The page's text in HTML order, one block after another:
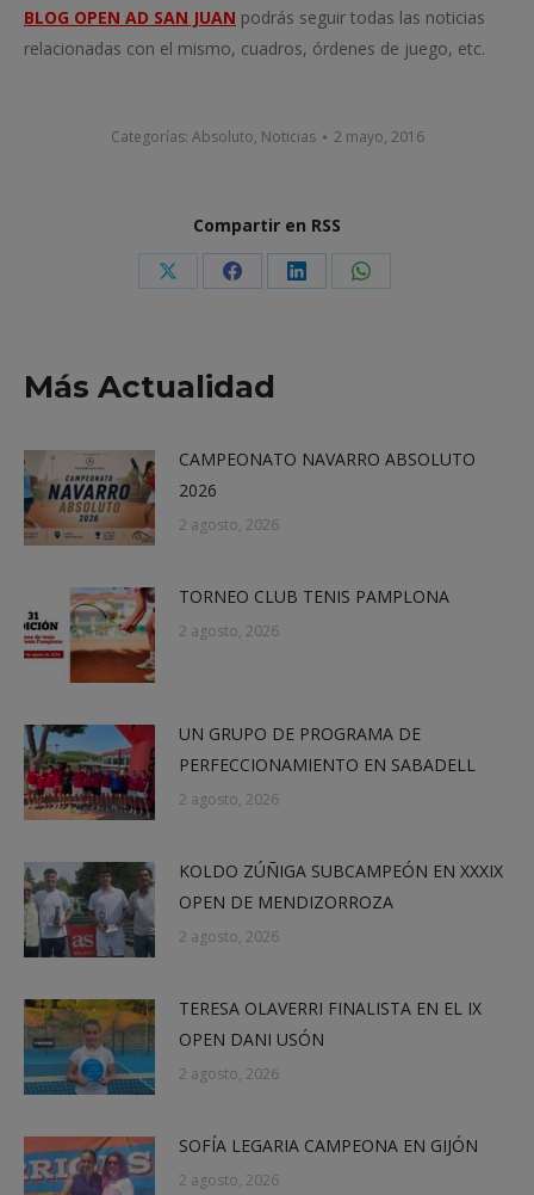
BLOG OPEN AD SAN JUAN podrás seguir todas las noticias
relacionadas con el mismo, cuadros, órdenes de juego, etc.
Categorías: Absoluto, Noticias 2 mayo, 2016
Compartir en RSS
Share Share Share Share
Más Actualidad
CAMPEONATO NAVARRO ABSOLUTO
2026
2 agosto, 2026
TORNEO CLUB TENIS PAMPLONA
2 agosto, 2026
UN GRUPO DE PROGRAMA DE
PERFECCIONAMIENTO EN SABADELL
2 agosto, 2026
KOLDO ZÚÑIGA SUBCAMPEÓN EN XXXIX
OPEN DE MENDIZORROZA
2 agosto, 2026
TERESA OLAVERRI FINALISTA EN EL IX
OPEN DANI USÓN
2 agosto, 2026
SOFÍA LEGARIA CAMPEONA EN GIJÓN
2 agosto, 2026